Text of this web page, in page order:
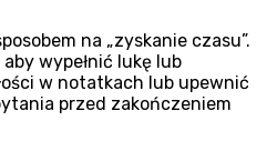
na „zyskanie czasu”.
wypełnić lukę lub
w notatkach lub upewnić
przed zakończeniem